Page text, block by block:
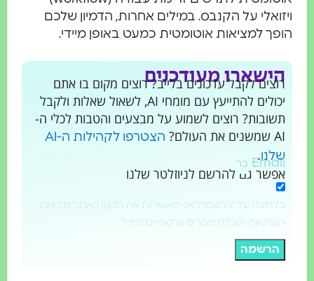
על הקנבס. במילים אחרות, הדמיון שלכם
למציאות אוטומטית כמעט באופן מיידי.
מעודכנים
לקבל עדכונים בלייב? רוצים מקום בו אתם
יכולים להתייעץ עם מומחי AI, לשאול שאלות ולקבל
רוצים לשמוע על מבצעים והטבות לכלי ה-
הצטרפו לקהילות ה-AI
גם להרשם לניוזלטר שלנו
על "הרשמה" אני מאשר/ת את תקנון האתר, מדיניות
וקבלת מסרים פרסומיים במייל
הרשמה